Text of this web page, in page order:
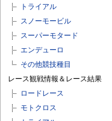
トライアル
スノーモービル
スーパーモタード
エンデューロ
その他競技種目
レース観戦情報＆レース結果
ロードレース
モトクロス